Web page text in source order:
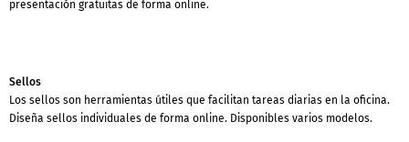
presentación gratuitas de forma online.
Sellos
Los sellos son herramientas útiles que facilitan tareas diarias en la oficina.
Diseña sellos individuales de forma online. Disponibles varios modelos.